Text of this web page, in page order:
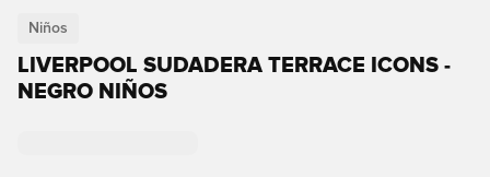
Niños
LIVERPOOL SUDADERA TERRACE ICONS -
NEGRO NIÑOS